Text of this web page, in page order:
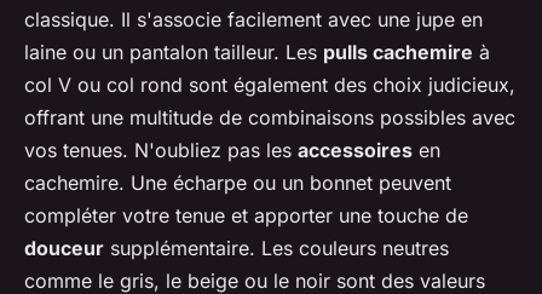
classique. Il s'associe facilement avec une jupe en
laine ou un pantalon tailleur. Les pulls cachemire à
col V ou col rond sont également des choix judicieux,
offrant une multitude de combinaisons possibles avec
vos tenues. N'oubliez pas les accessoires en
cachemire. Une écharpe ou un bonnet peuvent
compléter votre tenue et apporter une touche de
douceur supplémentaire. Les couleurs neutres
comme le gris, le beige ou le noir sont des valeurs